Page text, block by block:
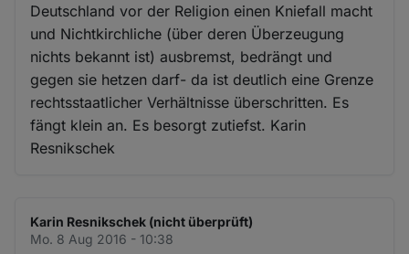
Deutschland vor der Religion einen Kniefall macht
und Nichtkirchliche (über deren Überzeugung
nichts bekannt ist) ausbremst, bedrängt und
gegen sie hetzen darf- da ist deutlich eine Grenze
rechtsstaatlicher Verhältnisse überschritten. Es
fängt klein an. Es besorgt zutiefst. Karin
Resnikschek
Karin Resnikschek (nicht überprüft)
Mo. 8 Aug 2016 - 10:38